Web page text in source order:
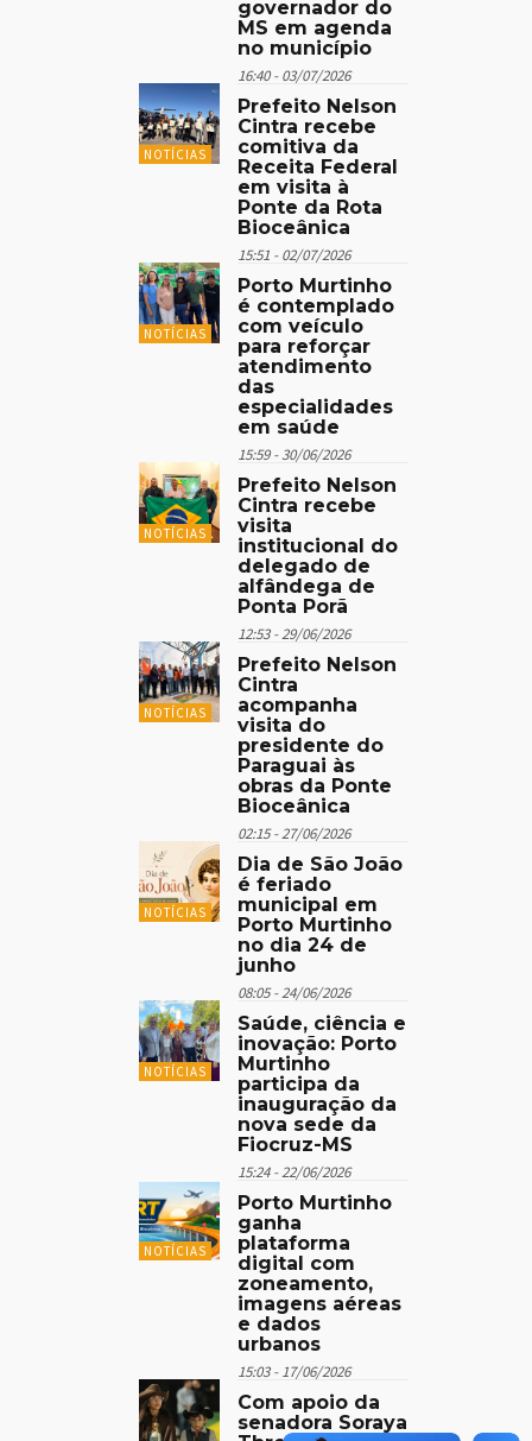
governador do
MS em agenda
no município
16:40 - 03/07/2026
NOTÍCIAS
Prefeito Nelson
Cintra recebe
comitiva da
Receita Federal
em visita à
Ponte da Rota
Bioceânica
15:51 - 02/07/2026
NOTÍCIAS
Porto Murtinho
é contemplado
com veículo
para reforçar
atendimento
das
especialidades
em saúde
15:59 - 30/06/2026
NOTÍCIAS
Prefeito Nelson
Cintra recebe
visita
institucional do
delegado de
alfândega de
Ponta Porã
12:53 - 29/06/2026
NOTÍCIAS
Prefeito Nelson
Cintra
acompanha
visita do
presidente do
Paraguai às
obras da Ponte
Bioceânica
02:15 - 27/06/2026
NOTÍCIAS
Dia de São João
é feriado
municipal em
Porto Murtinho
no dia 24 de
junho
08:05 - 24/06/2026
NOTÍCIAS
Saúde, ciência e
inovação: Porto
Murtinho
participa da
inauguração da
nova sede da
Fiocruz-MS
15:24 - 22/06/2026
NOTÍCIAS
Porto Murtinho
ganha
plataforma
digital com
zoneamento,
imagens aéreas
e dados
urbanos
15:03 - 17/06/2026
Com apoio da
senadora Soraya